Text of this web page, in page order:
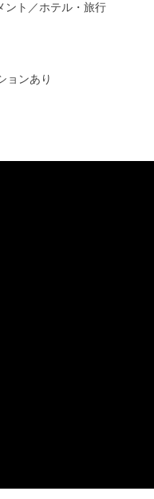
ント ／ホテル・旅行
ョンあり